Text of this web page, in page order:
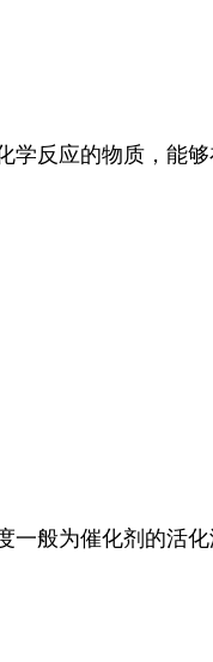
反应的物质，能
般为催化剂的活化